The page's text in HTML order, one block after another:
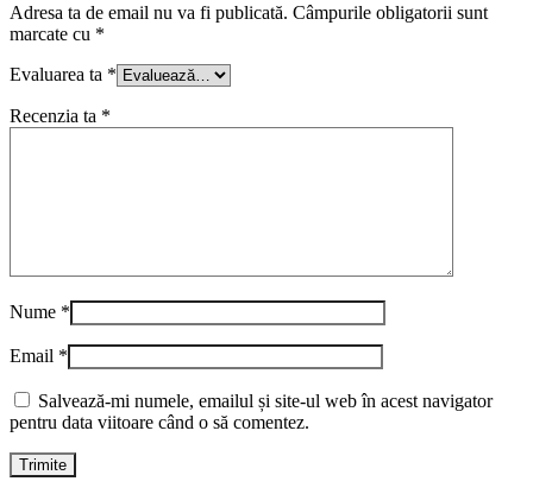
Adresa ta de email nu va fi publicată. Câmpurile obligatorii sunt
marcate cu *
Evaluarea ta *
Recenzia ta *
Nume *
Email *
Salvează-mi numele, emailul și site-ul web în acest navigator
pentru data viitoare când o să comentez.